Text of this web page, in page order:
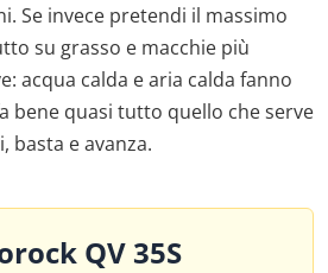
Se invece pretendi il massimo
su grasso e macchie più
acqua calda e aria calda fanno
bene quasi tutto quello che serve
basta e avanza.
QV 35S